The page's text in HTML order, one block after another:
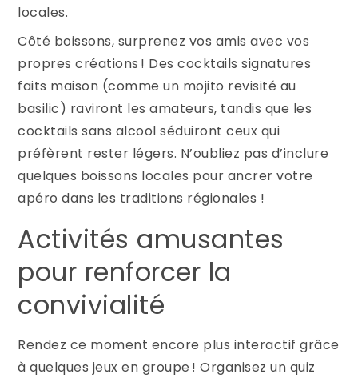
locales.
Côté boissons, surprenez vos amis avec vos
propres créations ! Des cocktails signatures
faits maison (comme un mojito revisité au
basilic) raviront les amateurs, tandis que les
cocktails sans alcool séduiront ceux qui
préfèrent rester légers. N’oubliez pas d’inclure
quelques boissons locales pour ancrer votre
apéro dans les traditions régionales !
Activités amusantes
pour renforcer la
convivialité
Rendez ce moment encore plus interactif grâce
à quelques jeux en groupe ! Organisez un quiz